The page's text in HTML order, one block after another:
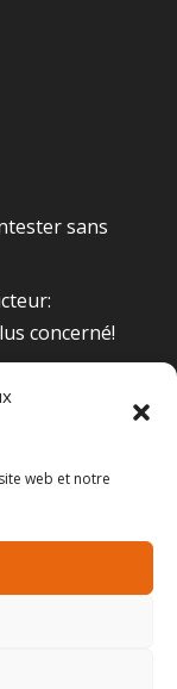
web et notre
sans
concerné!